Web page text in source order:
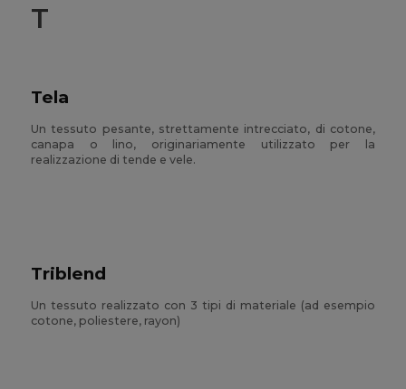
T
Tela
Un tessuto pesante, strettamente intrecciato, di cotone,
canapa o lino, originariamente utilizzato per la
realizzazione di tende e vele.
Triblend
Un tessuto realizzato con 3 tipi di materiale (ad esempio
cotone, poliestere, rayon)